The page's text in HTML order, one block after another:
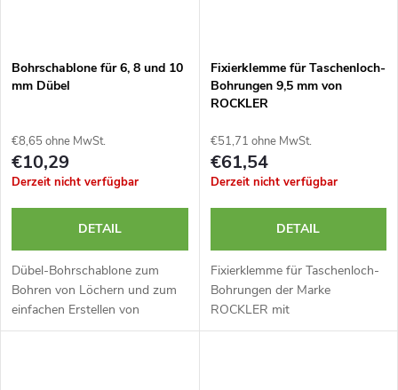
Bohrschablone für 6, 8 und 10
mm Dübel
€8,65 ohne MwSt.
€10,29
Derzeit nicht verfügbar
DETAIL
Dübel-Bohrschablone zum
Bohren von Löchern und zum
einfachen Erstellen von
Dübelverbindungen. Maximale
Fixierklemme für Taschenloch-
Bohrungen 9,5 mm von
ROCKLER
€51,71 ohne MwSt.
€61,54
Derzeit nicht verfügbar
DETAIL
Fixierklemme für Taschenloch-
Bohrungen der Marke
ROCKLER mit
Schnellspannmechanismus.